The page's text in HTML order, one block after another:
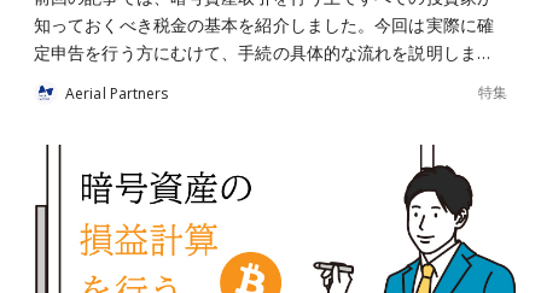
知っておくべき税金の基本を紹介しました。今回は実際に確
定申告を行う方にむけて、手続の具体的な流れを説明しま…
Aerial Partners 特集